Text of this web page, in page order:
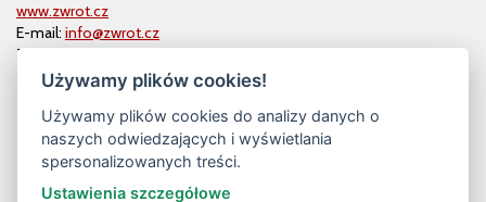
www.zwrot.cz
E-mail: info@zwrot.cz
Tel. i faks: 558 711 582
Używamy plików cookies!
Używamy plików cookies do analizy danych o
naszych odwiedzających i wyświetlania
spersonalizowanych treści.
Ustawienia szczegółowe